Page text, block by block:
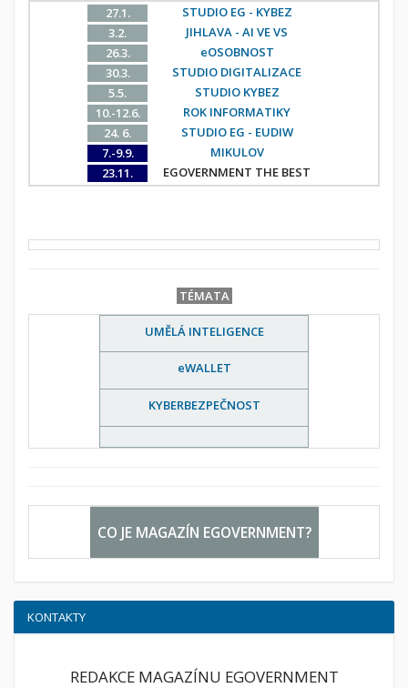
27.1.
STUDIO EG - KYBEZ
3.2.
JIHLAVA - AI VE VS
26.3.
eOSOBNOST
30.3.
STUDIO DIGITALIZACE
5.5.
STUDIO KYBEZ
10.-12.6.
ROK INFORMATIKY
24. 6.
STUDIO EG - EUDIW
7.-9.9.
MIKULOV
23.11.
EGOVERNMENT THE BEST
TÉMATA
UMĚLÁ INTELIGENCE
eWALLET
KYBERBEZPEČNOST
CO JE MAGAZÍN EGOVERNMENT?
KONTAKTY
REDAKCE MAGAZÍNU EGOVERNMENT